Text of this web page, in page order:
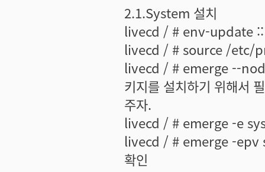
2.1.System 설치
livecd / # env-update ::
livecd / # source /etc/
livecd / # emerge --
키지를 설치하기 위해서
주자.
livecd / # emerge -e
livecd / # emerge -epv
확인